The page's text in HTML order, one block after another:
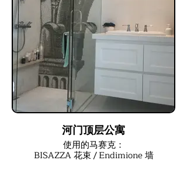
河门顶层公寓
使用的马赛克：
BISAZZA 花束 / Endimione 墙